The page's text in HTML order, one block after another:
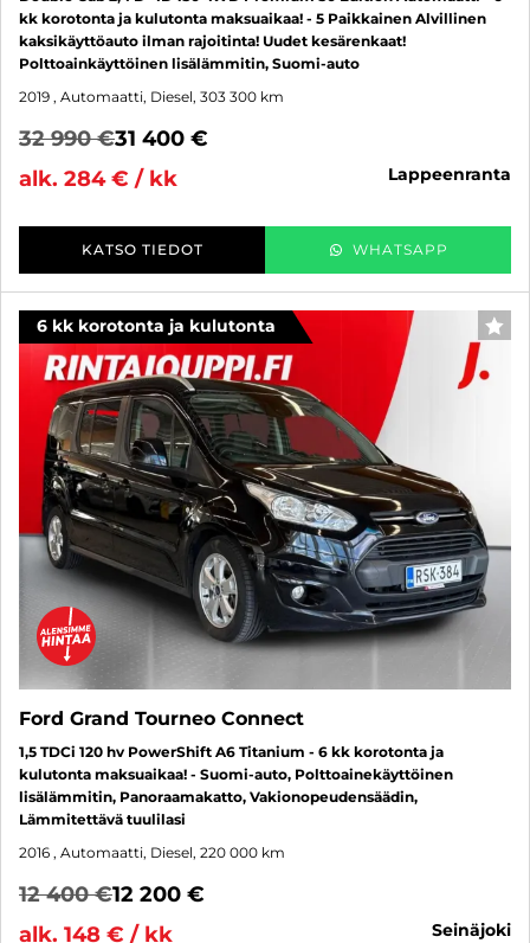
kk korotonta ja kulutonta maksuaikaa! - 5 Paikkainen Alvillinen
kaksikäyttöauto ilman rajoitinta! Uudet kesärenkaat!
Polttoainkäyttöinen lisälämmitin, Suomi-auto
2019 , Automaatti, Diesel, 303 300 km
32 990 €31 400 €
alk. 284 € / kk
lappeenranta
KATSO TIEDOT WHATSAPP
6 kk korotonta ja kulutonta
Ford Grand Tourneo Connect
1,5 TDCi 120 hv PowerShift A6 Titanium - 6 kk korotonta ja
kulutonta maksuaikaa! - Suomi-auto, Polttoainekäyttöinen
lisälämmitin, Panoraamakatto, Vakionopeudensäädin,
Lämmitettävä tuulilasi
2016 , Automaatti, Diesel, 220 000 km
12 400 €12 200 €
alk. 148 € / kk
seinäjoki